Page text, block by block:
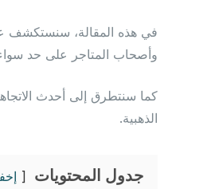
في هذه المقالة، سنستكشف
وأصحاب المتاجر على حد
كما سنتطرق إلى أحدث
الذهبية.
جدول المحتويات